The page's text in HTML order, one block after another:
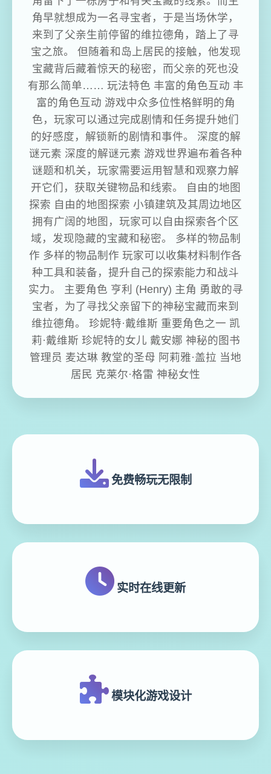
角早就想成为一名寻宝者，于是当场休学，
来到了父亲生前停留的维拉德角，踏上了寻
宝之旅。 但随着和岛上居民的接触，他发现
宝藏背后藏着惊天的秘密，而父亲的死也没
有那么简单…… 玩法特色 丰富的角色互动 丰
富的角色互动 游戏中众多位性格鲜明的角
色，玩家可以通过完成剧情和任务提升她们
的好感度，解锁新的剧情和事件。 深度的解
谜元素 深度的解谜元素 游戏世界遍布着各种
谜题和机关，玩家需要运用智慧和观察力解
开它们，获取关键物品和线索。 自由的地图
探索 自由的地图探索 小镇建筑及其周边地区
拥有广阔的地图，玩家可以自由探索各个区
域，发现隐藏的宝藏和秘密。 多样的物品制
作 多样的物品制作 玩家可以收集材料制作各
种工具和装备，提升自己的探索能力和战斗
实力。 主要角色 亨利 (Henry) 主角 勇敢的寻
宝者，为了寻找父亲留下的神秘宝藏而来到
维拉德角。 珍妮特·戴维斯 重要角色之一 凯
莉·戴维斯 珍妮特的女儿 戴安娜 神秘的图书
管理员 麦达琳 教堂的圣母 阿莉雅·盖拉 当地
居民 克莱尔·格雷 神秘女性
免费畅玩无限制
实时在线更新
模块化游戏设计